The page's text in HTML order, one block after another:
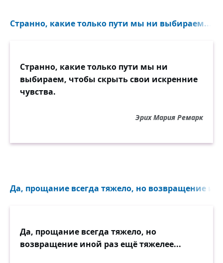
Странно, какие только пути мы ни выбираем...
Странно, какие только пути мы ни
выбираем, чтобы скрыть свои искренние
чувства.
Эрих Мария Ремарк
Да, прощание всегда тяжело, но возвращение
Да, прощание всегда тяжело, но
возвращение иной раз ещё тяжелее...